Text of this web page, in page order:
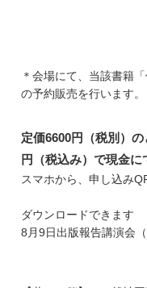
＊会場にて、当該書籍
の予約販売を行います。
定価6600円（税別）
円（税込み）で現金に
スマホから、申し込み
ダウンロードできます
8月9日出版報告講演会